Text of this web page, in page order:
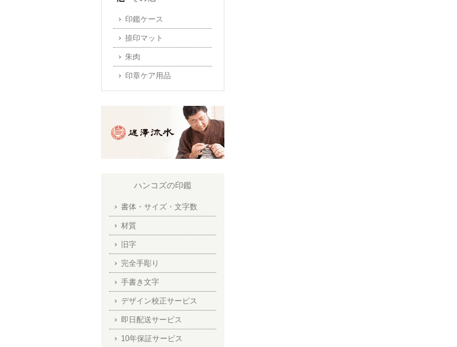
印鑑ケース
捺印マット
朱肉
印章ケア用品
ハンコズの印鑑
書体・サイズ・文字数
材質
旧字
完全手彫り
手書き文字
デザイン校正サービス
即日配送サービス
10年保証サービス